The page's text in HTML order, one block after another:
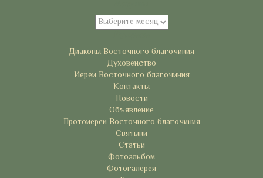
Архивы
Диаконы Восточного благочиния
Духовенство
Иереи Восточного благочиния
Контакты
Новости
Объявление
Протоиереи Восточного благочиния
Святыни
Статьи
Фотоальбом
Фотогалерея